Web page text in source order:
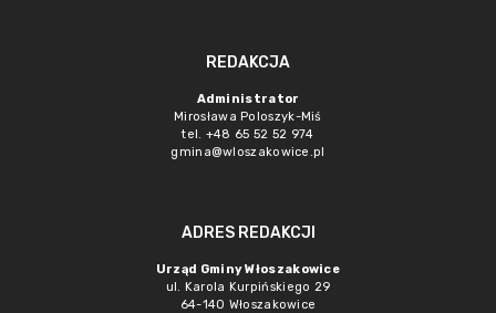
REDAKCJA
Administrator
Mirosława Poloszyk-Miś
tel. +48 65 52 52 974
gmina@wloszakowice.pl
ADRES REDAKCJI
Urząd Gminy Włoszakowice
ul. Karola Kurpińskiego 29
64-140 Włoszakowice